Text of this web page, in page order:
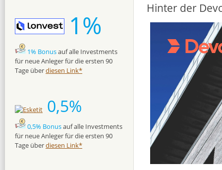
Hinter der
1%
1% Bonusauf alle Investments
für neue Anleger für die ersten 90
Tage überdiesen Link*
0,5%
0,5% Bonusauf alle Investments
für neue Anleger für die ersten 90
Tage überdiesen Link*